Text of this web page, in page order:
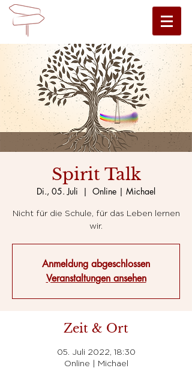
Spirit Talk
Di., 05. Juli
  |
Online | Michael
Nicht für die Schule, für das Leben lernen
wir.
Anmeldung abgeschlossen
Veranstaltungen ansehen
Zeit & Ort
05. Juli 2022, 18:30
Online | Michael